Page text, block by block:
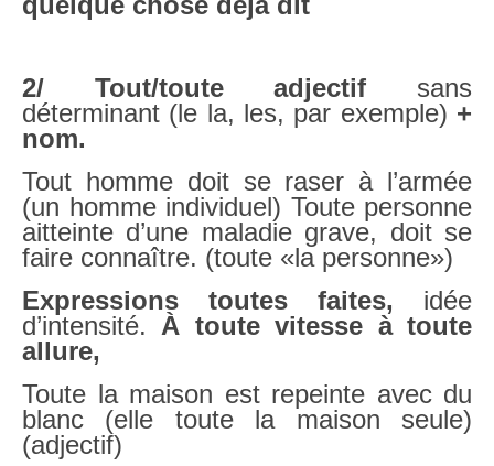
2/ Tout/toute adjectif sans
déterminant (le la, les, par exemple) +
nom.
Tout homme doit se raser à l’armée
(un homme individuel) Toute personne
aitteinte d’une maladie grave, doit se
faire connaître. (toute «la personne»)
Expressions toutes faites, idée
d’intensité. À toute vitesse à toute
allure,
Toute la maison est repeinte avec du
blanc (elle toute la maison seule)
(adjectif)